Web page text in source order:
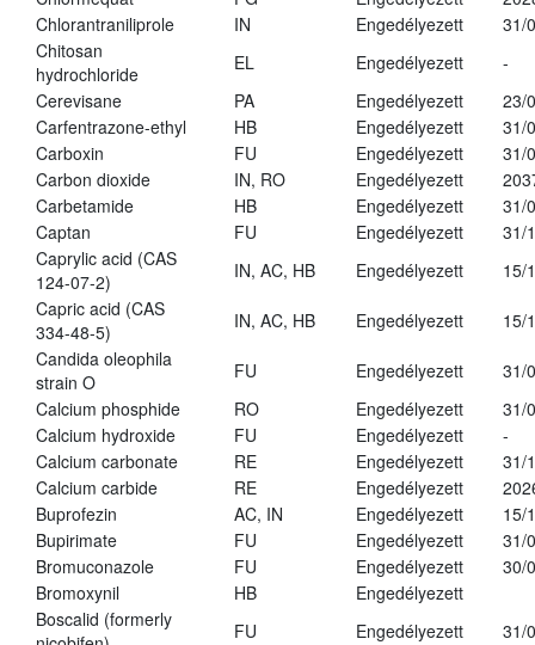
Chlorantraniliprole
IN Engedélyezett
31/
Chitosan
hydrochloride
EL Engedélyezett
-
Cerevisane
PA Engedélyezett
23/
Carfentrazone-ethyl
HB Engedélyezett
31/
Carboxin
FU Engedélyezett
31/
Carbon dioxide
IN, RO Engedélyezett
Carbetamide
HB Engedélyezett
31/
Captan
FU Engedélyezett
31/
Caprylic acid (CAS
124-07-2)
IN, AC, HB Engedélyezett
15/
Capric acid (CAS
334-48-5)
IN, AC, HB Engedélyezett
15/
Candida oleophila
strain O
FU Engedélyezett
31/
Calcium phosphide
RO Engedélyezett
31/
Calcium hydroxide
FU Engedélyezett
-
Calcium carbonate
RE Engedélyezett
31/
Calcium carbide
RE Engedélyezett
Buprofezin
AC, IN Engedélyezett
15/
Bupirimate
FU Engedélyezett
31/
Bromuconazole
FU Engedélyezett
30/
Bromoxynil
HB
Engedélyezett
Boscalid (formerly
FU Engedélyezett
31/